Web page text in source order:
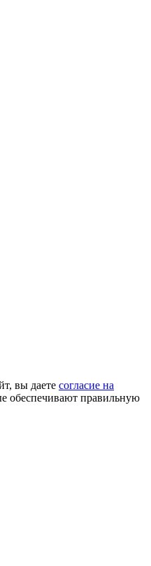
вы даете согласие на
обеспечивают правильную